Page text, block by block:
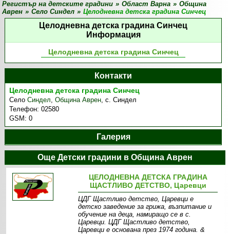
Регистър на детските градини » Област Варна » Община
Аврен » Село Синдел » Целодневна детска градина Синчец
Целодневна детска градина Синчец
Информация
Целодневна детска градина Синчец
Контакти
Целодневна детска градина Синчец
СелоСиндел,Община Аврен,с. Синдел
Телефон:02580
GSM:0
Галерия
Още Детски градини в Община Аврен
ЦЕЛОДНЕВНА ДЕТСКА ГРАДИНА
ЩАСТЛИВО ДЕТСТВО, Царевци
ЦДГ Щастливо детство, Царевци е
детско заведение за грижа, възпитание и
обучение на деца, намиращо се в с.
Царевци. ЦДГ Щастливо детство,
Царевци е основана през 1974 година. &